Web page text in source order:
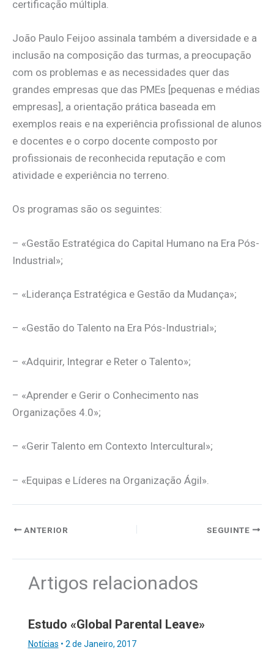
certificação múltipla.
João Paulo Feijoo assinala também a diversidade e a
inclusão na composição das turmas, a preocupação
com os problemas e as necessidades quer das
grandes empresas que das PMEs [pequenas e médias
empresas], a orientação prática baseada em
exemplos reais e na experiência profissional de alunos
e docentes e o corpo docente composto por
profissionais de reconhecida reputação e com
atividade e experiência no terreno.
Os programas são os seguintes:
– «Gestão Estratégica do Capital Humano na Era Pós-
Industrial»;
– «Liderança Estratégica e Gestão da Mudança»;
– «Gestão do Talento na Era Pós-Industrial»;
– «Adquirir, Integrar e Reter o Talento»;
– «Aprender e Gerir o Conhecimento nas
Organizações 4.0»;
– «Gerir Talento em Contexto Intercultural»;
– «Equipas e Líderes na Organização Ágil».
ANTERIOR SEGUINTE
Artigos relacionados
Estudo «Global Parental Leave»
Notícias • 2 de Janeiro, 2017